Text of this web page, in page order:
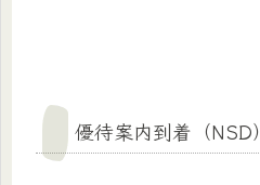
優待案内到着（NSD）